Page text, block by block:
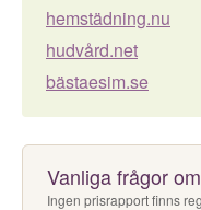
hemstädning.nu
hudvård.net
bästaesim.se
Vanliga frågor
Ingen prisrapport finns